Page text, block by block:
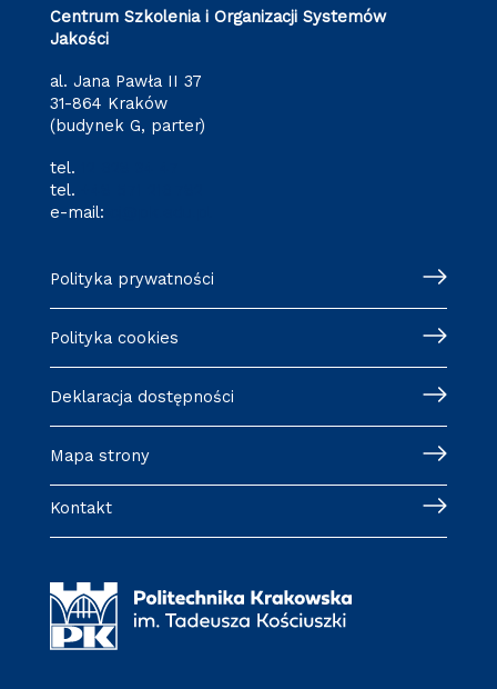
Centrum Szkolenia i Organizacji Systemów
Jakości
al. Jana Pawła II 37
31-864 Kraków
(budynek G, parter)
tel.
tel.
e-mail:
Polityka prywatności
Polityka cookies
Deklaracja dostępności
Mapa strony
Kontakt